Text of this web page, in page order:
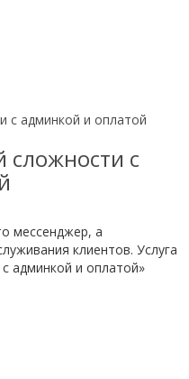
с
мессенджер, а
клиентов. Услуга
админкой и оплатой»